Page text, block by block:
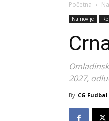
Početna
Najnovije
2027,
By CG Fudbal